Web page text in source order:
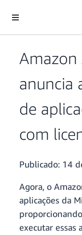
Pular para o conteúdo
Amazon
anuncia
de
com
Publicado: 14
Agora, o
aplicações da
executar essas